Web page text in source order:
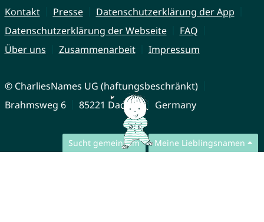
Sucht gemeinsam Meine Lieblingsnamen
Kontakt Presse
Datenschutzerklärung der App
Datenschutzerklärung der Webseite
FAQ
Über uns
Zusammenarbeit Impressum
© CharliesNames UG (haftungsbeschränkt)
Brahmsweg 6
85221 Dachau Germany